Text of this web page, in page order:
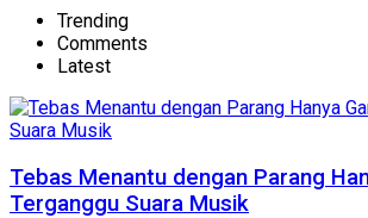
Trending
Comments
Latest
Tebas Menantu dengan Parang
Terganggu Suara Musik